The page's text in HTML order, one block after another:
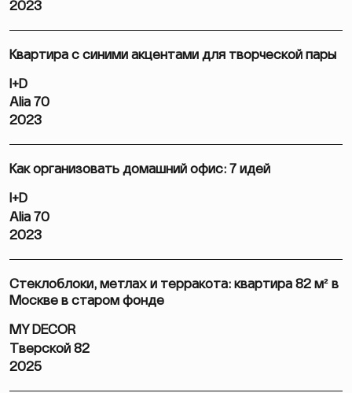
2023
Квартира с синими акцентами для творческой пары
I+D
Alia 70
2023
Как организовать домашний офис: 7 идей
I+D
Alia 70
2023
Стеклоблоки, метлах и терракота: квартира 82 м² в
Москве в старом фонде
MY DECOR
Тверской 82
2025